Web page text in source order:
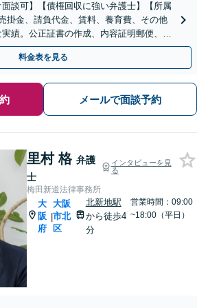
面談可】【債権回収に強い弁護士】【所属
掛金、請負代金、賃料、養育費、その他
績。公正証書の作成、内容証明郵便、仮
制執行等。
料金表を見る
メールで面談予約
里村 格 弁護
士
インタビューを見
る
梅田新道法律事務所
大
阪
府
|
大阪
市北
区
北新地駅
から徒歩4
分
営業時間：09:00
~18:00（平日）